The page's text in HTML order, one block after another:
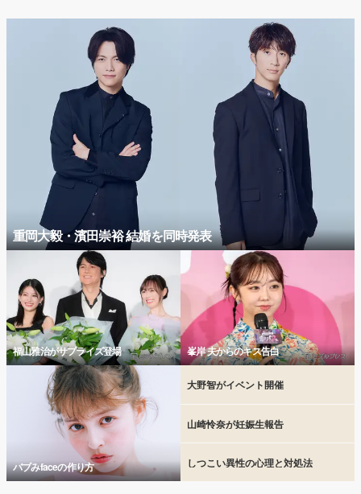
重岡大毅・濱田崇裕 結婚を同時発表
福山雅治がサプライズ登場 峯岸 夫からのキス告白
バブみfaceの作り方
大野智がイベント開催
山崎怜奈が妊娠生報告
しつこい異性の心理と対処法